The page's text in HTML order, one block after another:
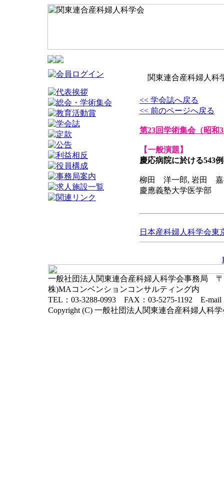
関東連合産科婦人科
<< 学会誌へ戻る
<< 前のページへ戻る
第23回学術集会（昭和
【一般演題】
慶応病院に於ける543
柳田 洋一郎, 岩田 嘉
慶應義塾大学医学部
日本産科婦人科学会東
一般社団法人関東連合産科婦人科学会事務局 〒
株)MAコンベンションコンサルティング内
TEL：03-3288-0993 FAX：03-5275-1192 E-mail
Copyright (C) 一般社団法人関東連合産科婦人科